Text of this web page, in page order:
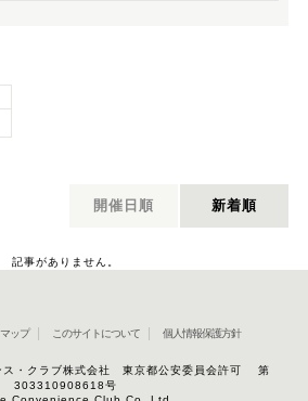
開催日順 新着順
記事がありません。
ップ このサイトについて 個人情報保護方針
ス・クラブ株式会社 東京都公安委員会許可 第
303310908618号